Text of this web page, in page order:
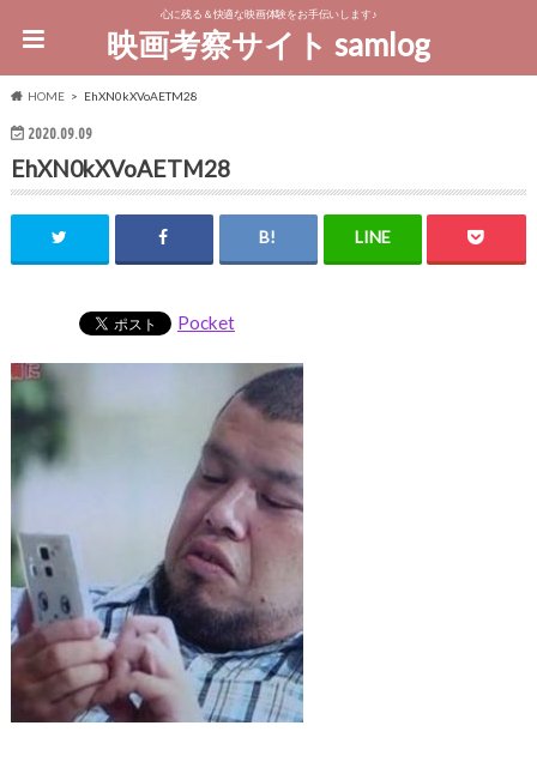
心に残る＆快適な映画体験をお手伝いします♪
映画考察サイト samlog
HOME EhXN0kXVoAETM28
2020.09.09
EhXN0kXVoAETM28
Pocket